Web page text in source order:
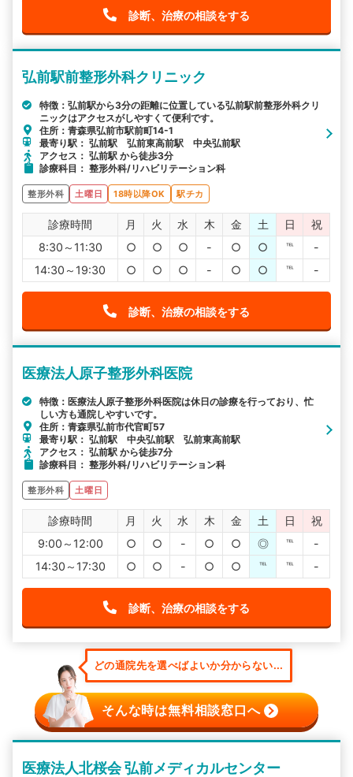
診断、治療の相談をする
弘前駅前整形外科クリニック
特徴：弘前駅から3分の距離に位置している弘前駅前整形外科クリ
ニックはアクセスがしやすくて便利です。
住所：青森県弘前市駅前町14-1
最寄り駅： 弘前駅 弘前東高前駅 中央弘前駅
アクセス： 弘前駅 から徒歩3分
診療科目： 整形外科/リハビリテーション科
整形外科 土曜日 18時以降OK 駅チカ
診療時間 月 火 水 木 金 土 日
祝
8:30～11:30
○ ○ ○ - ○ ○ ℡
-
14:30～19:30
○ ○ ○ - ○ ○ ℡ -
診断、治療の相談をする
医療法人原子整形外科医院
特徴：医療法人原子整形外科医院は休日の診療を行っており、忙
しい方も通院しやすいです。
住所：青森県弘前市代官町57
最寄り駅： 弘前駅 中央弘前駅 弘前東高前駅
アクセス： 弘前駅 から徒歩7分
診療科目： 整形外科/リハビリテーション科
整形外科 土曜日
診療時間 月 火 水 木 金 土 日
祝
9:00～12:00
○ ○ - ○ ○ ◎ ℡
-
14:30～17:30
○ ○ - ○ ○ ℡ ℡ -
診断、治療の相談をする
どの通院先を選べばよいか分からない...
そんな時は無料相談窓口へ
医療法人北桜会 弘前メディカルセンター